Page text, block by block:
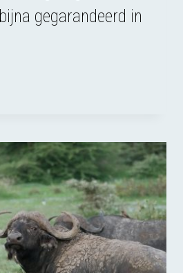
gegarandeerd in